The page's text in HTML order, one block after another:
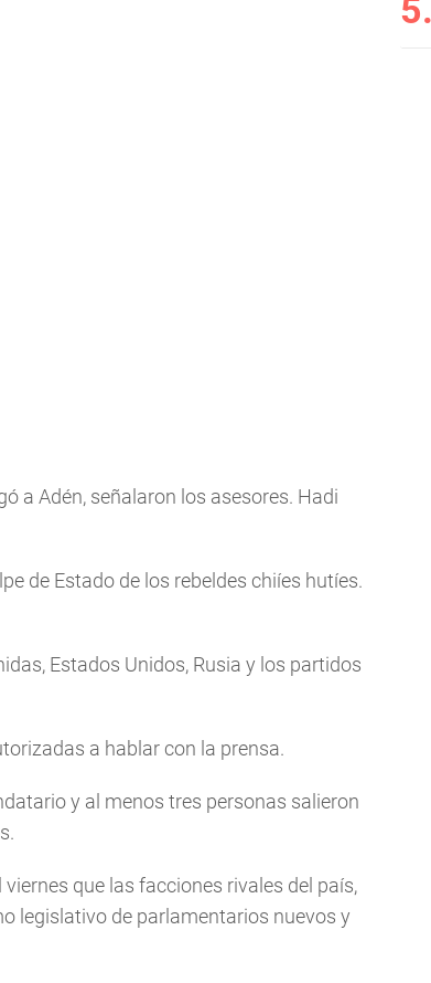
a Adén, señalaron los asesores. Hadi
de Estado de los rebeldes chiíes hutíes.
Estados Unidos, Rusia y los partidos
a hablar con la prensa.
y al menos tres personas salieron
que las facciones rivales del país,
legislativo de parlamentarios nuevos y